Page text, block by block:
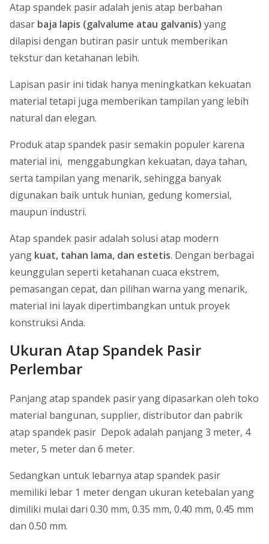
Atap spandek pasir adalah jenis atap berbahan
dasar baja lapis (galvalume atau galvanis) yang
dilapisi dengan butiran pasir untuk memberikan
tekstur dan ketahanan lebih.
Lapisan pasir ini tidak hanya meningkatkan kekuatan
material tetapi juga memberikan tampilan yang lebih
natural dan elegan.
Produk atap spandek pasir semakin populer karena
material ini, menggabungkan kekuatan, daya tahan,
serta tampilan yang menarik, sehingga banyak
digunakan baik untuk hunian, gedung komersial,
maupun industri.
Atap spandek pasir adalah solusi atap modern
yang kuat, tahan lama, dan estetis. Dengan berbagai
keunggulan seperti ketahanan cuaca ekstrem,
pemasangan cepat, dan pilihan warna yang menarik,
material ini layak dipertimbangkan untuk proyek
konstruksi Anda.
Ukuran Atap Spandek Pasir
Perlembar
Panjang atap spandek pasir yang dipasarkan oleh toko
material bangunan, supplier, distributor dan pabrik
atap spandek pasir Depok adalah panjang 3 meter, 4
meter, 5 meter dan 6 meter.
Sedangkan untuk lebarnya atap spandek pasir
memiliki lebar 1 meter dengan ukuran ketebalan yang
dimiliki mulai dari 0.30 mm, 0.35 mm, 0.40 mm, 0.45 mm
dan 0.50 mm.